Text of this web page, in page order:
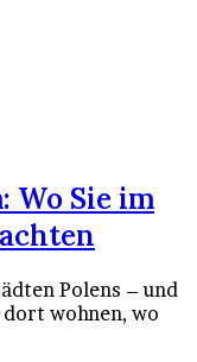
Wo Sie im
Polens – und
wohnen, wo